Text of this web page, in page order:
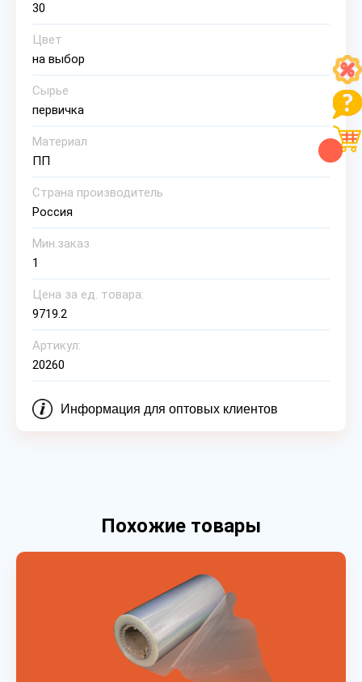
30
Цвет
на выбор
Сырье
первичка
Материал
ПП
Страна производитель
Россия
Мин.заказ
1
Цена за ед. товара:
9719.2
Артикул:
20260
Информация для оптовых клиентов
Похожие товары